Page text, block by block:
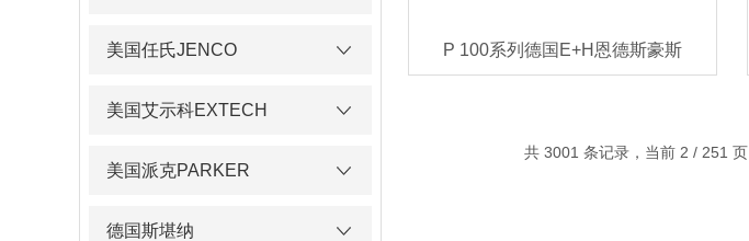
美国任氏JENCO
美国艾示科EXTECH
美国派克PARKER
德国斯堪纳
P 100系列德国E+H恩德斯豪斯
共 3001 条记录，当前 2 / 251 页